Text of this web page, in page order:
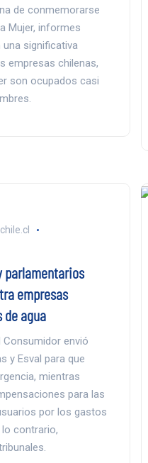
de conmemorarse
Mujer, informes
significativa
empresas chilenas,
son ocupados casi
parlamentarios
empresas
agua
Consumidor envió
y Esval para que
mientras
para las
por los gastos
lo contrario,